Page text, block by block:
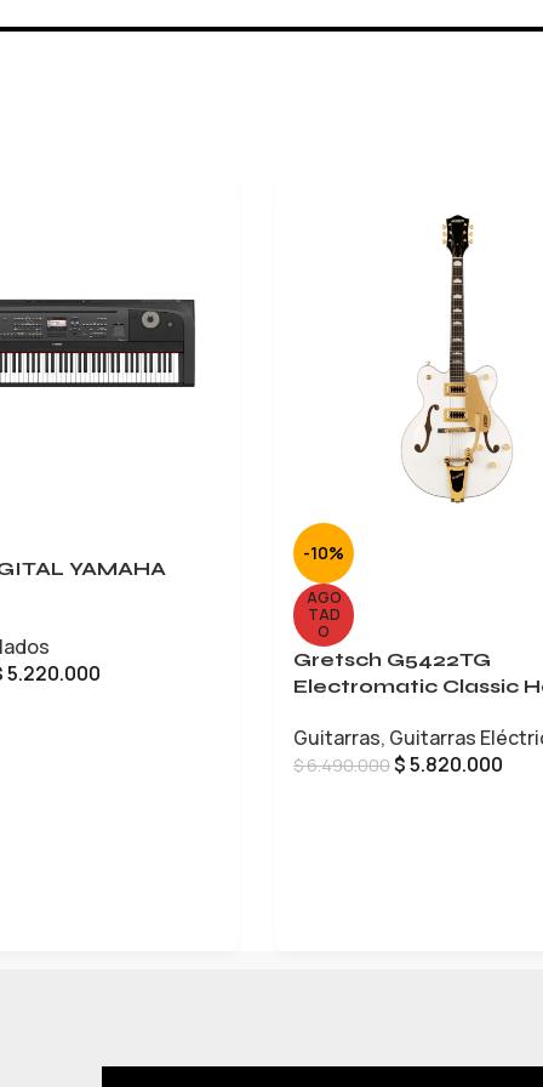
YAMAHA
5.220.000
-10%
AGO
TAD
O
Gretsch G5422TG
Electromatic Classic
Guitarras, Guitarras
$6.490.000$5.820.000